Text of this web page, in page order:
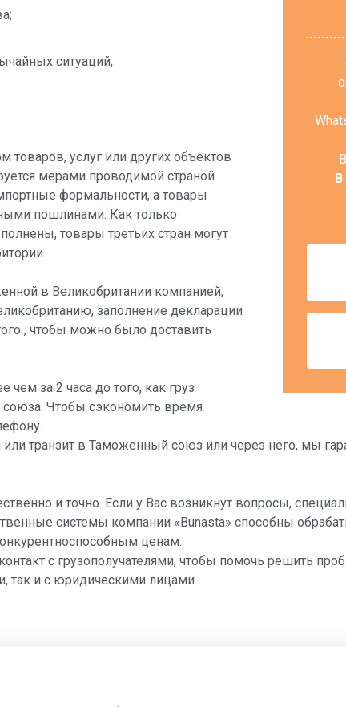
В
ситуаций;
товаров, услуг или других объектов
мерами проводимой страной
формальности, а товары
пошлинами. Как только
товары третьих стран могут
в Великобритании компанией,
заполнение декларации
, чтобы можно было доставить
за 2 часа до того, как груз
Чтобы сэкономить время
транзит в Таможенный союз или через него, мы
и точно. Если у Вас возникнут вопросы,
системы компании «Bunasta» способны
ценам.
с грузополучателями, чтобы помочь решить
так и с юридическими лицами.